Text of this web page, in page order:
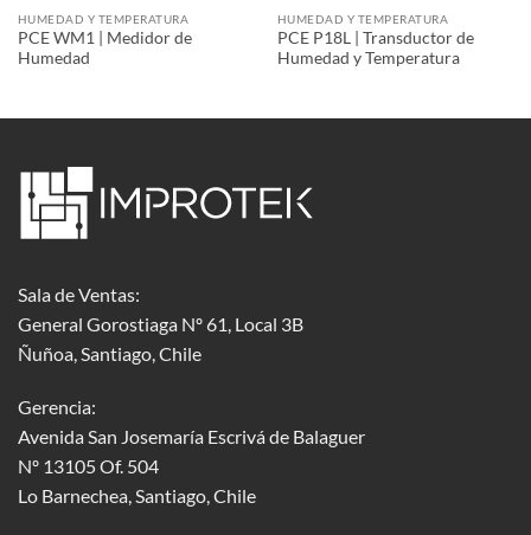
HUMEDAD Y TEMPERATURA
PCE WM1 | Medidor de
Humedad
HUMEDAD Y TEMPERATURA
PCE P18L | Transductor de
Humedad y Temperatura
Sala de Ventas:
General Gorostiaga Nº 61, Local 3B
Ñuñoa, Santiago, Chile
Gerencia:
Avenida San Josemaría Escrivá de Balaguer
Nº 13105 Of. 504
Lo Barnechea, Santiago, Chile